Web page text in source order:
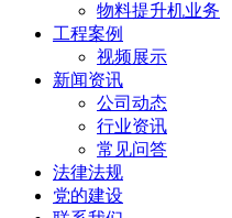
物料提升机业务
工程案例
视频展示
新闻资讯
公司动态
行业资讯
常见问答
法律法规
党的建设